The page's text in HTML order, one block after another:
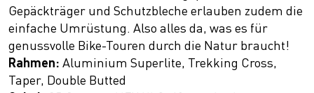
Gepäckträger und Schutzbleche erlauben zudem die
einfache Umrüstung. Also alles da, was es für
genussvolle Bike-Touren durch die Natur braucht!
Rahmen: Aluminium Superlite, Trekking Cross,
Taper, Double Butted